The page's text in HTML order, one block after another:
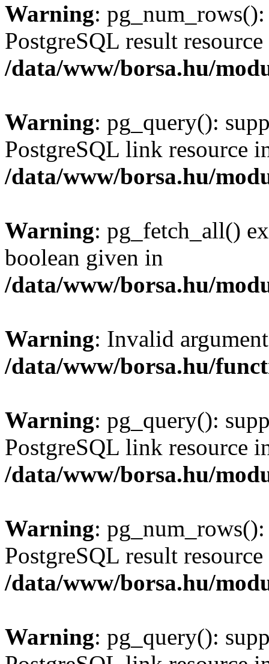
Warning:
PostgreSQL result
/data/www/borsa.hu/
Warning: pg_query():
PostgreSQL link resource
/data/www/borsa.hu/
Warning: pg_fetch_all()
boolean given in
/data/www/borsa.hu/
Warning: Invalid
/data/www/borsa.hu/
Warning: pg_query():
PostgreSQL link resource
/data/www/borsa.hu/
Warning:
PostgreSQL result
/data/www/borsa.hu/
Warning: pg_query():